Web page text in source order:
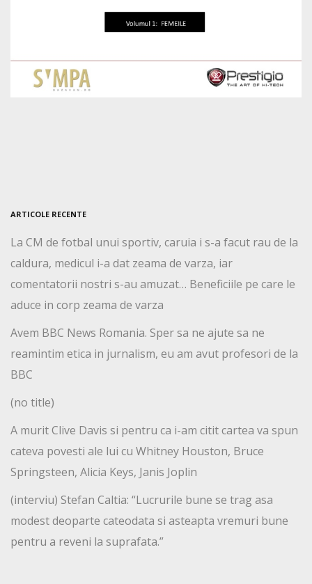
ARTICOLE RECENTE
La CM de fotbal unui sportiv, caruia i s-a facut rau de la
caldura, medicul i-a dat zeama de varza, iar
comentatorii nostri s-au amuzat… Beneficiile pe care le
aduce in corp zeama de varza
Avem BBC News Romania. Sper sa ne ajute sa ne
reamintim etica in jurnalism, eu am avut profesori de la
BBC
(no title)
A murit Clive Davis si pentru ca i-am citit cartea va spun
cateva povesti ale lui cu Whitney Houston, Bruce
Springsteen, Alicia Keys, Janis Joplin
(interviu) Stefan Caltia: “Lucrurile bune se trag asa
modest deoparte cateodata si asteapta vremuri bune
pentru a reveni la suprafata.”